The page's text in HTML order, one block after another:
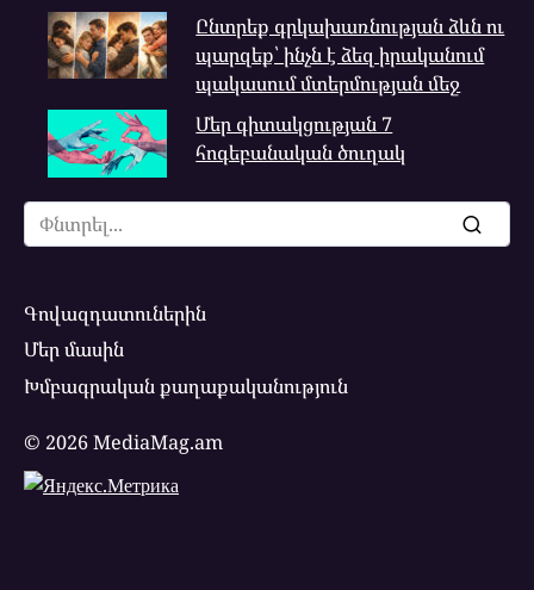
Ընտրեք գրկախառնության ձևն ու
պարզեք՝ ինչն է ձեզ իրականում
պակասում մտերմության մեջ
Մեր գիտակցության 7
հոգեբանական ծուղակ
Search
for:
Գովազդատուներին
Մեր մասին
Խմբագրական քաղաքականություն
© 2026 MediaMag.am